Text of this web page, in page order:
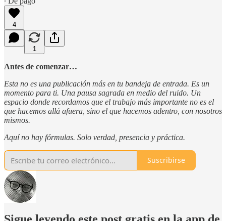
4
1
Antes de comenzar…
Esta no es una publicación más en tu bandeja de entrada. Es un
momento para ti. Una pausa sagrada en medio del ruido. Un
espacio donde recordamos que el trabajo más importante no es el
que hacemos allá afuera, sino el que hacemos adentro, con nosotros
mismos.
Aquí no hay fórmulas. Solo verdad, presencia y práctica.
Suscribirse